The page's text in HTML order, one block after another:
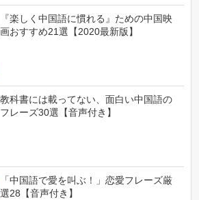
『楽しく中国語に慣れる』ための中国映
画おすすめ21選【2020最新版】
教科書には載ってない、面白い中国語の
フレーズ30選【音声付き】
「中国語で愛を叫ぶ！」恋愛フレーズ厳
選28【音声付き】